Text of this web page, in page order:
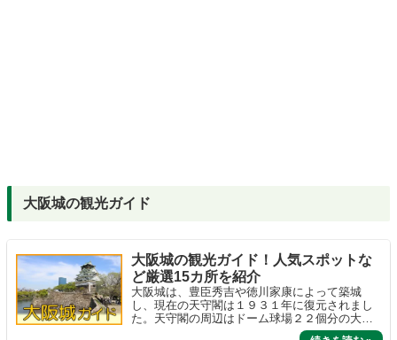
大阪城の観光ガイド
大阪城の観光ガイド！人気スポットな
ど厳選15カ所を紹介
大阪城は、豊臣秀吉や徳川家康によって築城
し、現在の天守閣は１９３１年に復元されまし
た。天守閣の周辺はドーム球場２２個分の大阪
城公園が広がっており、様々な観光スポットが